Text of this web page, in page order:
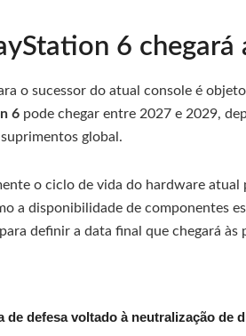
6 chegará
o sucessor do atual console é
6 pode chegar entre 2027 e 2029,
global.
o ciclo de vida do hardware atual
a disponibilidade de componentes
definir a data final que chegará às
de defesa voltado à neutralização de